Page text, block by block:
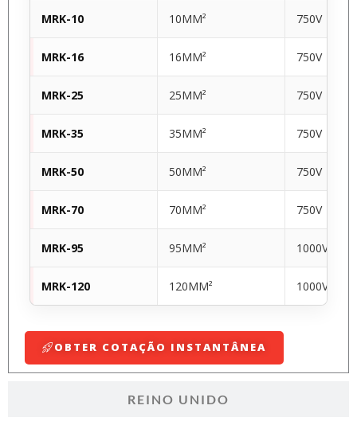
REINO UNIDO
MRK-10 10MM² 750V
MRK-16 16MM² 750V
MRK-25 25MM² 750V
MRK-35 35MM² 750V
MRK-50 50MM² 750V
MRK-70 70MM² 750V
MRK-95 95MM² 1000V
MRK-120 120MM² 1000V
OBTER COTAÇÃO INSTANTÂNEA